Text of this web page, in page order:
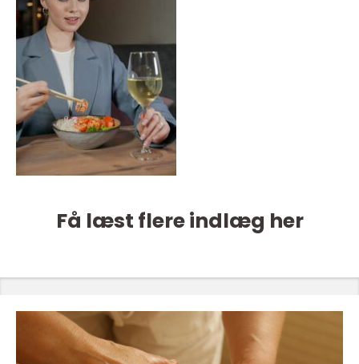
Få læst flere indlæg her